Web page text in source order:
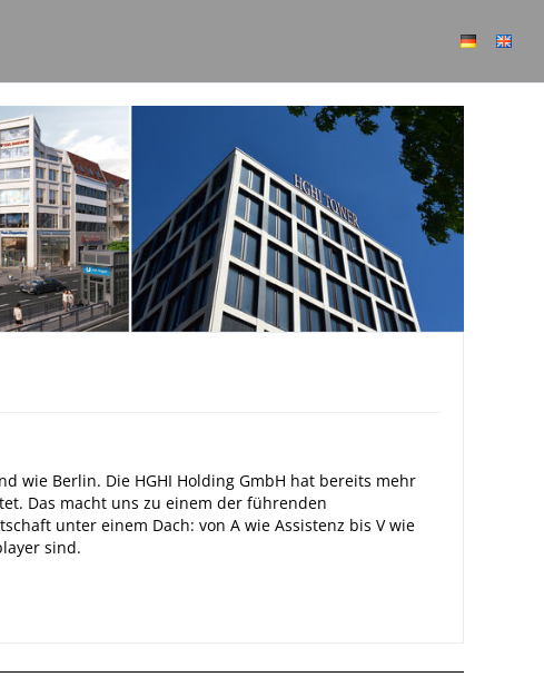
wie Berlin. Die HGHI Holding GmbH hat bereits mehr
Das macht uns zu einem der führenden
unter einem Dach: von A wie Assistenz bis V wie
sind.